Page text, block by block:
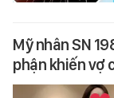
Mỹ nhân SN
phận khiến vợ